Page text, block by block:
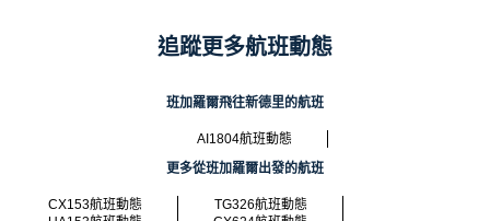
追蹤更多航班動態
班加羅爾飛往新德里的航班
AI1804航班動態
更多從班加羅爾出發的航班
CX153航班動態
TG326航班動態